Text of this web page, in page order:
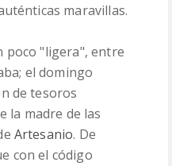
maravillas.
poco "ligera", entre
el domingo
de tesoros
la madre de las
Artesanio. De
con el código